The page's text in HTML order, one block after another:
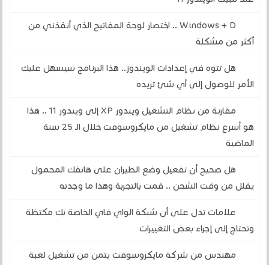
Windows + D .. اختصار لوحة المفاتيح الذي أنقذني من
أكثر من مشكلة
هل تتوه في إعدادات الويندوز.. هذا البرنامج سيسهل عليك
الأمر للوصول إلى أي شئ تريده
مقارنة من نظام التشغيل ويندوز XP إلى ويندوز 11 .. هذا
هو أسرع نظام تشغيل من مايكروسوفت خلال الـ 25 سنة
الماضية
هل صحيح أن تفعيل وضع الطيران على هاتفك المحمول
يقلل من وقت الشحن .. قمت بالتجربة وهذا ما وجدته
علامات تدل على أن شبكة الواي فاي الخاصة بك مكتظة
وتحتاج إلى إجراء بعض التغييرات
مهندس من شركة مايكروسوفت يتمن من تشغيل لعبة